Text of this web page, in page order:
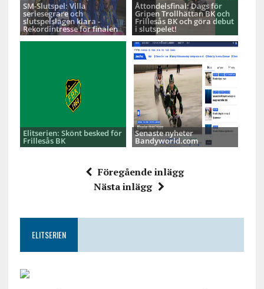
SM-Slutspel: Villa
seriesegrare och
slutspelslagen klara -
Rekordintresse för finalen
Åttondelsfinal: Dags för
Gripen Trollhättan BK och
Frillesås BK och göra debut
i slutspelet!
Elitserien: Skönt besked för
Frillesås BK
Senaste nyheter
Bandyworld.com
Föregående inlägg
Nästa inlägg
ELITSERIEN